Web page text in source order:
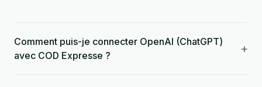
Comment puis-je connecter OpenAI (ChatGPT)
avec COD Expresse ?
+